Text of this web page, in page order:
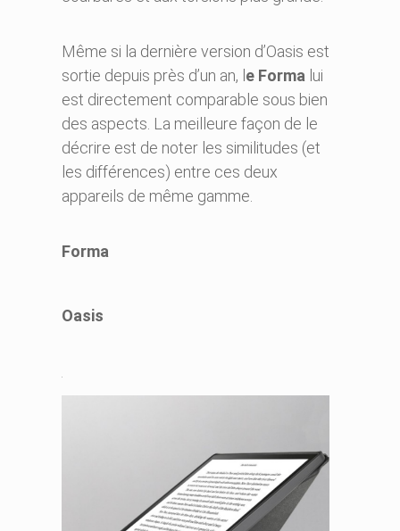
Même si la dernière version d’Oasis est
sortie depuis près d’un an, l e Forma lui
est directement comparable sous bien
des aspects. La meilleure façon de le
décrire est de noter les similitudes (et
les différences) entre ces deux
appareils de même gamme.
Forma
Oasis